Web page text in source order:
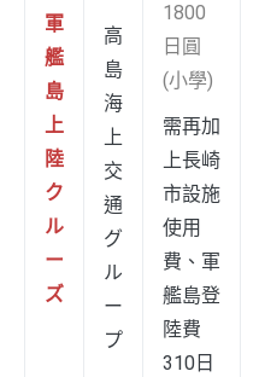
軍
艦
島
上
陸
ク
ル
ー
ズ
高
島
海
上
交
通
グ
ル
ー
プ
1800
日圓
(小學)
需再加
上長崎
市設施
使用
費、軍
艦島登
陸費
310日